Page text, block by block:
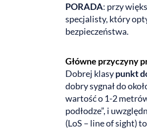
PORADA: przy
specjalisty, który
bezpieczeństwa.
Główne przyczyny
Dobrej klasypunkt
dobry sygnał do
wartość o 1-2
podłodze”, i
(LoS – line of sight)